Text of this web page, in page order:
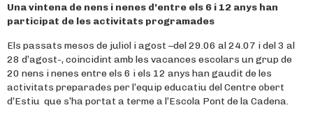
Una vintena de nens i nenes d’entre els 6 i 12 anys han
participat de les activitats programades
Els passats mesos de juliol i agost –del 29.06 al 24.07 i del 3 al
28 d’agost-, coincidint amb les vacances escolars un grup de
20 nens i nenes entre els 6 i els 12 anys han gaudit de les
activitats preparades per l’equip educatiu del Centre obert
d’Estiu que s’ha portat a terme a l’Escola Pont de la Cadena.